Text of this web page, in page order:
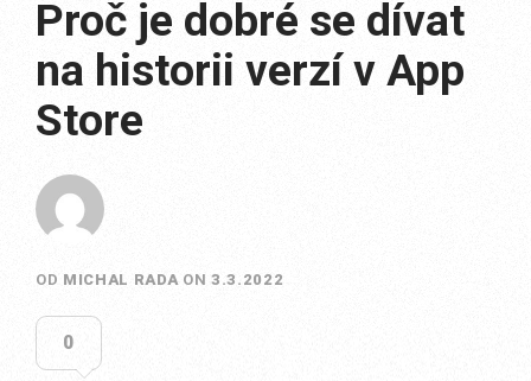
Proč je dobré se dívat
na historii verzí v App
Store
OD MICHAL RADA ON3.3.2022
0